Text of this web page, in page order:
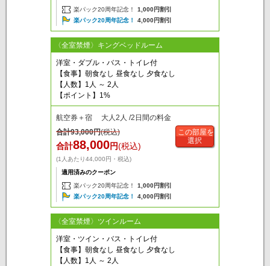
楽パック20周年記念！
1,000円割引
楽パック20周年記念！
4,000円割引
〈全室禁煙〉キングベッドルーム
洋室・ダブル・バス・トイレ付
【食事】朝食なし 昼食なし 夕食なし
【人数】1人 ～ 2人
【ポイント】1%
航空券＋宿 大人2人 /2日間の料金
合計93,000円(税込)
合計88,000円(税込)
(1人あたり44,000円・税込)
適用済みのクーポン
楽パック20周年記念！
1,000円割引
楽パック20周年記念！
4,000円割引
この部屋を
選択
〈全室禁煙〉ツインルーム
洋室・ツイン・バス・トイレ付
【食事】朝食なし 昼食なし 夕食なし
【人数】1人 ～ 2人